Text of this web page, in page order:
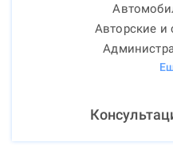
Авторские